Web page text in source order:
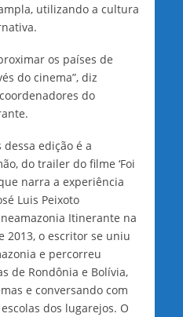
utilizando a cultura
os países de
do cinema”, diz
do
edição é a
do trailer do filme ‘Foi
narra a experiência
Luis Peixoto
Itinerante na
2013, o escritor se uniu
e percorreu
de Rondônia e Bolívia,
e conversando com
dos lugarejos. O